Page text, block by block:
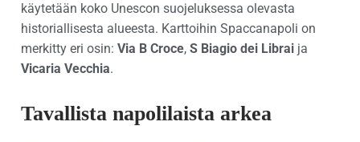
käytetään koko Unescon suojeluksessa olevasta
historiallisesta alueesta. Karttoihin Spaccanapoli on
merkitty eri osin: Via B Croce, S Biagio dei Librai ja
Vicaria Vecchia.
Tavallista napolilaista arkea